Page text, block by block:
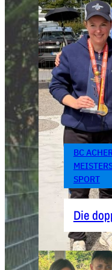
BC
SPORT
Die